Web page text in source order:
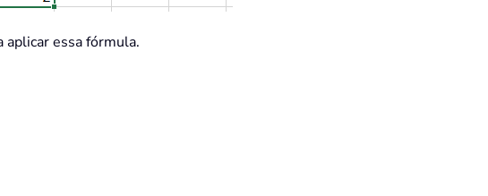
aplicar essa fórmula.